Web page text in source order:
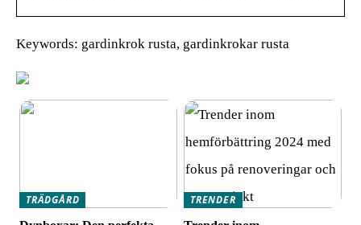
Keywords: gardinkrok rusta, gardinkrokar rusta
TRÄDGÅRD
TRENDER